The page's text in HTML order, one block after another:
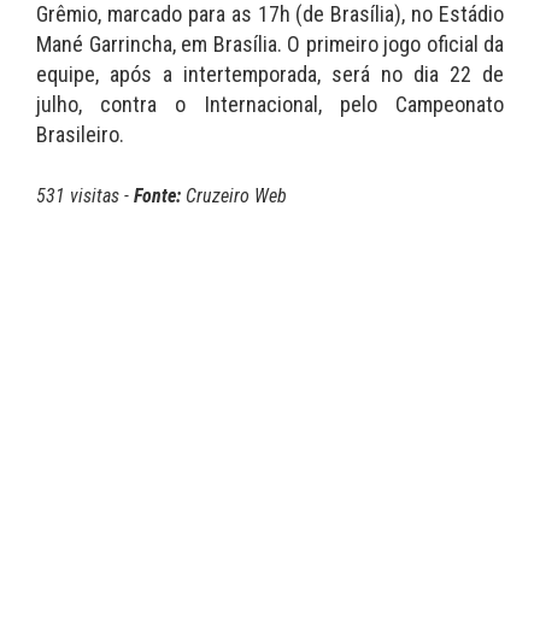
Grêmio, marcado para as 17h (de Brasília), no Estádio
Mané Garrincha, em Brasília. O primeiro jogo oficial da
equipe, após a intertemporada, será no dia 22 de
julho, contra o Internacional, pelo Campeonato
Brasileiro.
531 visitas - Fonte: Cruzeiro Web